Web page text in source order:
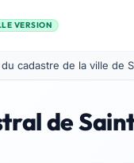
VERSION
du cadastre de la ville de
de